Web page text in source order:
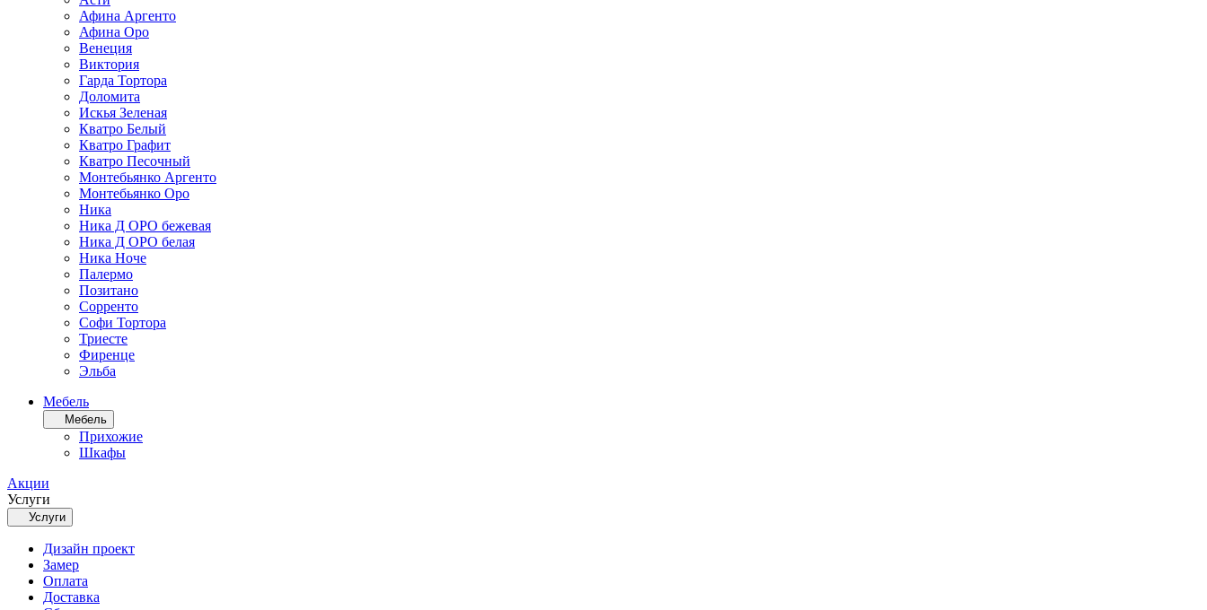
Афина Аргенто
Афина Оро
Венеция
Виктория
Гарда Тортора
Доломита
Искья Зеленая
Кватро Белый
Кватро Графит
Кватро Песочный
Монтебьянко Аргенто
Монтебьянко Оро
Ника
Ника Д ОРО бежевая
Ника Д ОРО белая
Ника Ноче
Палермо
Позитано
Сорренто
Софи Тортора
Триесте
Фиренце
Эльба
Мебель
Мебель
Прихожие
Шкафы
Акции
Услуги
Услуги
Дизайн проект
Замер
Оплата
Доставка